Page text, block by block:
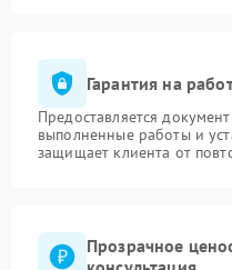
Гарантия на
Предоставляется
выполненные работы и
защищает клиента от
Прозрачное